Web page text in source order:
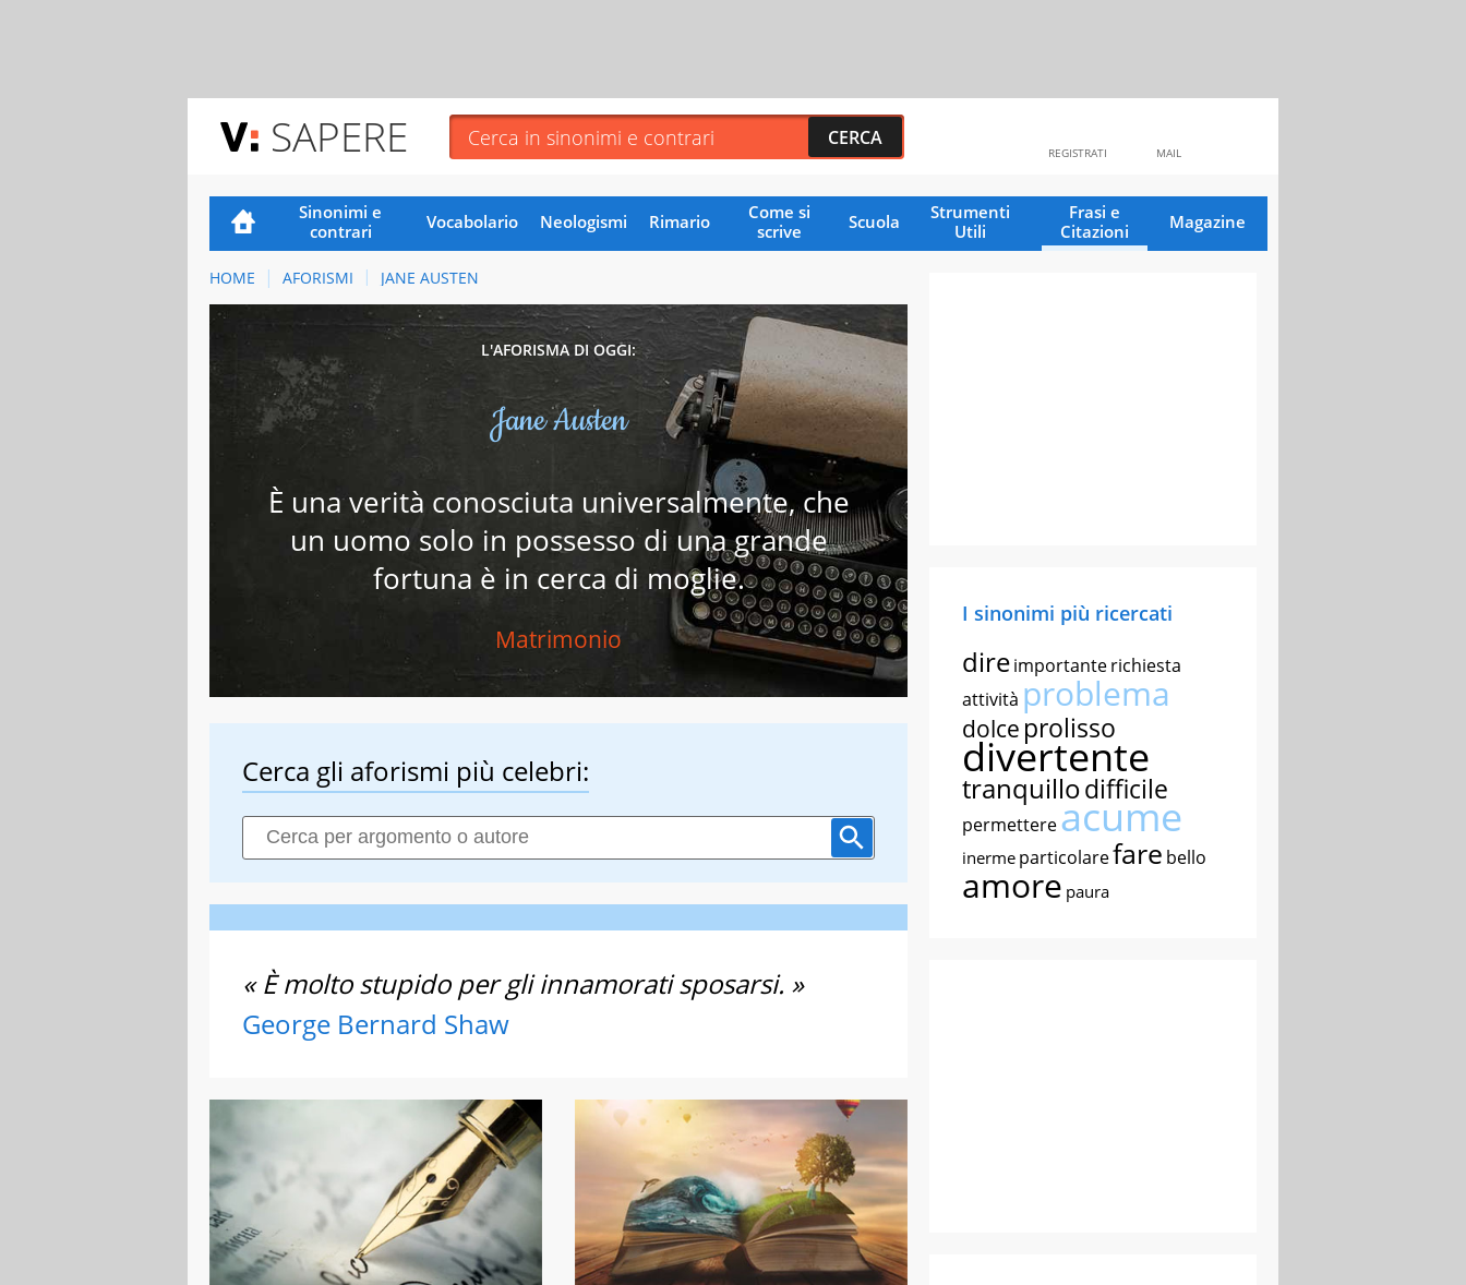
SAPERE MAIL
REGISTRATI
Sinonimi e
contrari
Vocabolario Neologismi Rimario
Come si
scrive
Scuola
Strumenti
Utili
Frasi e
Citazioni
Magazine
HOME AFORISMI JANE AUSTEN
L'AFORISMA DI OGGI:
Jane Austen
È una verità conosciuta universalmente, che
un uomo solo in possesso di una grande
fortuna è in cerca di moglie.
Matrimonio
Cerca gli aforismi più celebri:
« È molto stupido per gli innamorati sposarsi. »
George Bernard Shaw
I sinonimi più ricercati
direimportanterichiesta
attività problema
dolce prolisso
divertente
tranquillodifficile
permettereacume
inerme particolarefare bello
amore paura